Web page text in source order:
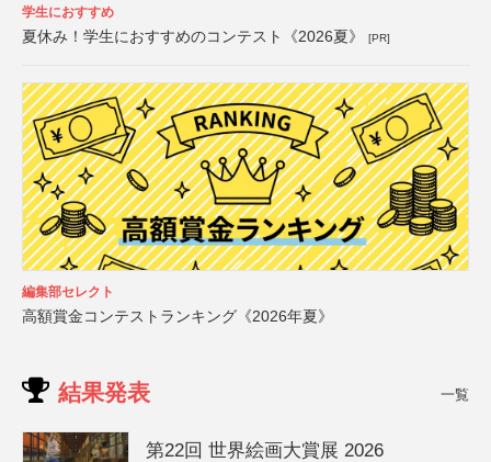
学生におすすめ
夏休み！学生におすすめのコンテスト《2026夏》 [PR]
編集部セレクト
高額賞金コンテストランキング《2026年夏》
結果発表 一覧
第22回 世界絵画大賞展 2026